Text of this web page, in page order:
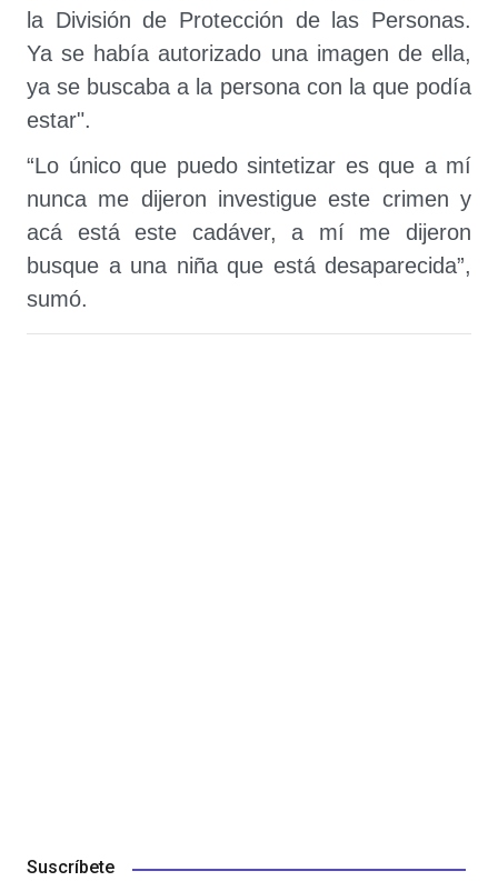
la División de Protección de las Personas.
Ya se había autorizado una imagen de ella,
ya se buscaba a la persona con la que podía
estar".
“Lo único que puedo sintetizar es que a mí
nunca me dijeron investigue este crimen y
acá está este cadáver, a mí me dijeron
busque a una niña que está desaparecida”,
sumó.
Suscríbete